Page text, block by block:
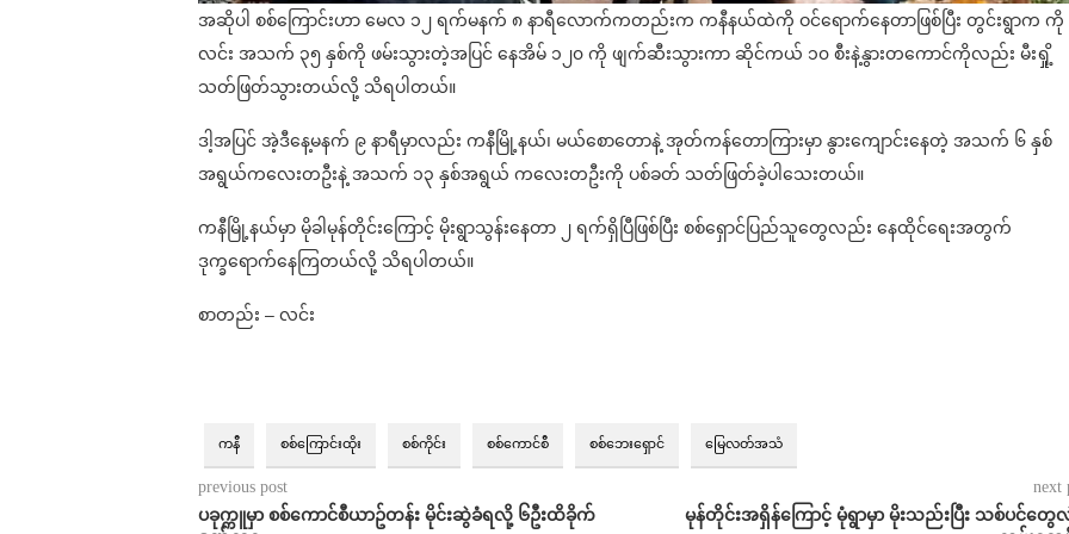
အဆိုပါ စစ်ကြောင်းဟာ မေလ ၁၂ ရက်မနက် ၈ နာရီလောက်ကတည်းက ကနီနယ်ထဲကို ဝင်ရောက်နေတာဖြစ်ပြီး တွင်းရွာက ကို
လင်း အသက် ၃၅ နှစ်ကို ဖမ်းသွားတဲ့အပြင် နေအိမ် ၁၂၀ ကို ဖျက်ဆီးသွားကာ ဆိုင်ကယ် ၁၀ စီးနဲ့နွားတကောင်ကိုလည်း မီးရှို့
သတ်ဖြတ်သွားတယ်လို့ သိရပါတယ်။
ဒါ့အပြင် အဲ့ဒီနေ့မနက် ၉ နာရီမှာလည်း ကနီမြို့နယ်၊ မယ်စောတောနဲ့ အုတ်ကန်တောကြားမှာ နွားကျောင်းနေတဲ့ အသက် ၆ နှစ်
အရွယ်ကလေးတဦးနဲ့ အသက် ၁၃ နှစ်အရွယ် ကလေးတဦးကို ပစ်ခတ် သတ်ဖြတ်ခဲ့ပါသေးတယ်။
ကနီမြို့နယ်မှာ မိုခါမုန်တိုင်းကြောင့် မိုးရွာသွန်းနေတာ ၂ ရက်ရှိပြီဖြစ်ပြီး စစ်ရှောင်ပြည်သူတွေလည်း နေထိုင်ရေးအတွက်
ဒုက္ခရောက်နေကြတယ်လို့ သိရပါတယ်။
စာတည်း – လင်း
ကနီ စစ်ကြောင်းထိုး စစ်ကိုင်း စစ်ကောင်စီ စစ်ဘေးရှောင် မြေလတ်အသံ
previous post
ပခုက္ကူမှာ စစ်ကောင်စီယာဥ်တန်း မိုင်းဆွဲခံရလို့ ၆ဦးထိခိုက်
next
မုန်တိုင်းအရှိန်ကြောင့် မုံရွာမှာ မိုးသည်းပြီး သစ်ပင်တွ